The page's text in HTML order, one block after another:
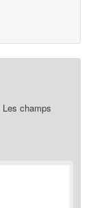
Les champs